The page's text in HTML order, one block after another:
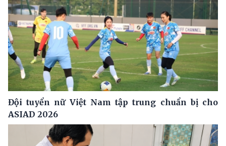
Đội tuyển nữ Việt Nam tập trung chuẩn bị cho
ASIAD 2026